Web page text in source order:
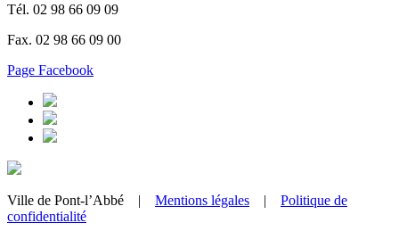
Tél. 02 98 66 09 09
Fax. 02 98 66 09 00
Page Facebook
Ville de Pont-l’Abbé | Mentions légales | Politique de
confidentialité